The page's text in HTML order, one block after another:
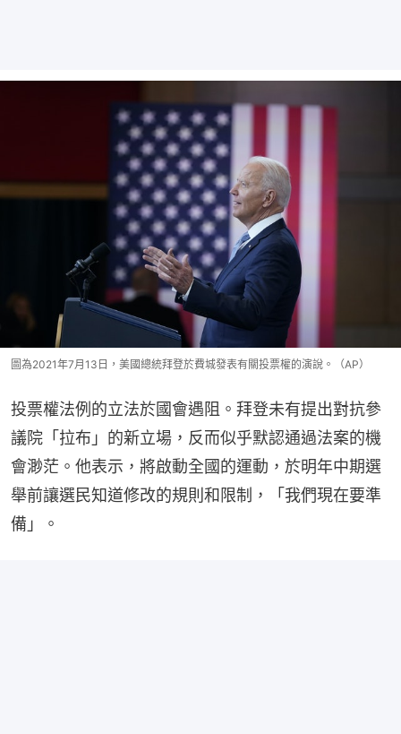
圖為2021年7月13日，美國總統拜登於費城發表有關投票權的演說。（AP）
投票權法例的立法於國會遇阻。拜登未有提出對抗參
議院「拉布」的新立場，反而似乎默認通過法案的機
會渺茫。他表示，將啟動全國的運動，於明年中期選
舉前讓選民知道修改的規則和限制，「我們現在要準
備」。